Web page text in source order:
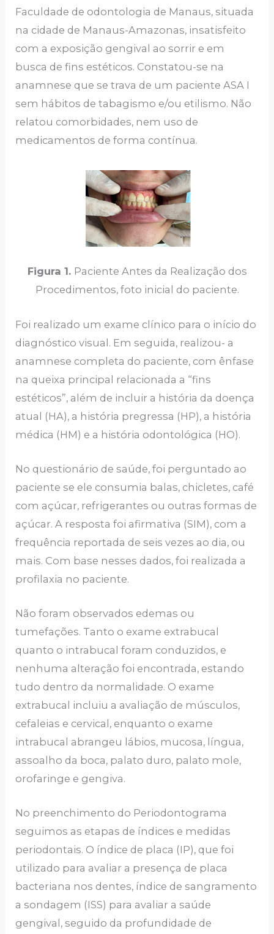
Faculdade de odontologia de Manaus, situada
na cidade de Manaus-Amazonas, insatisfeito
com a exposição gengival ao sorrir e em
busca de fins estéticos. Constatou-se na
anamnese que se trava de um paciente ASA I
sem hábitos de tabagismo e/ou etilismo. Não
relatou comorbidades, nem uso de
medicamentos de forma contínua.
Figura 1. Paciente Antes da Realização dos
Procedimentos, foto inicial do paciente.
Foi realizado um exame clínico para o início do
diagnóstico visual. Em seguida, realizou- a
anamnese completa do paciente, com ênfase
na queixa principal relacionada a “fins
estéticos”, além de incluir a história da doença
atual (HA), a história pregressa (HP), a história
médica (HM) e a história odontológica (HO).
No questionário de saúde, foi perguntado ao
paciente se ele consumia balas, chicletes, café
com açúcar, refrigerantes ou outras formas de
açúcar. A resposta foi afirmativa (SIM), com a
frequência reportada de seis vezes ao dia, ou
mais. Com base nesses dados, foi realizada a
profilaxia no paciente.
Não foram observados edemas ou
tumefações. Tanto o exame extrabucal
quanto o intrabucal foram conduzidos, e
nenhuma alteração foi encontrada, estando
tudo dentro da normalidade. O exame
extrabucal incluiu a avaliação de músculos,
cefaleias e cervical, enquanto o exame
intrabucal abrangeu lábios, mucosa, língua,
assoalho da boca, palato duro, palato mole,
orofaringe e gengiva.
No preenchimento do Periodontograma
seguimos as etapas de índices e medidas
periodontais. O índice de placa (IP), que foi
utilizado para avaliar a presença de placa
bacteriana nos dentes, índice de sangramento
a sondagem (ISS) para avaliar a saúde
gengival, seguido da profundidade de